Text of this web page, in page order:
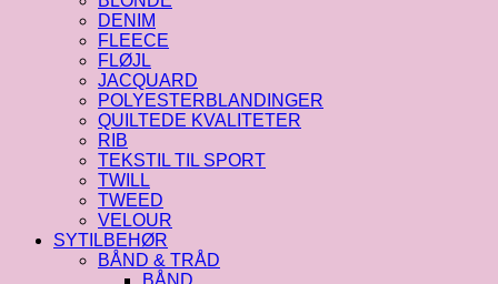
DENIM
FLEECE
FLØJL
JACQUARD
POLYESTERBLANDINGER
QUILTEDE KVALITETER
RIB
TEKSTIL TIL SPORT
TWILL
TWEED
VELOUR
SYTILBEHØR
BÅND & TRÅD
BÅND